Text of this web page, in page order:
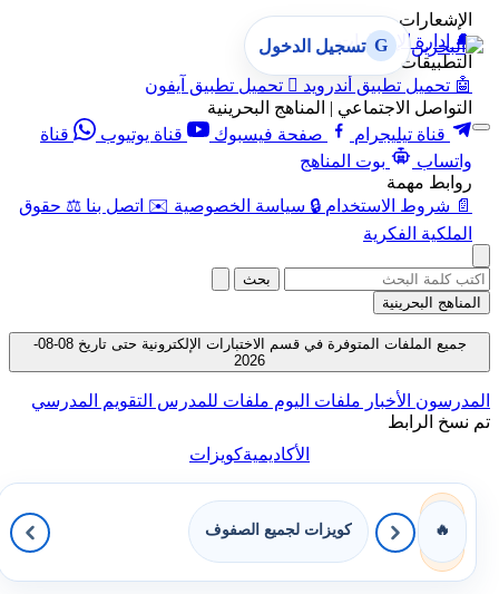
الإشعارات
🔔
إدارة الإشعارات
التطبيقات
🤖 تحميل تطبيق أندرويد  تحميل تطبيق آيفون
التواصل الاجتماعي | المناهج البحرينية
قناة تيليجرام
صفحة فيسبوك قناة يوتيوب
قناة
واتساب
بوت المناهج
روابط مهمة
📄 شروط الاستخدام 🔒 سياسة الخصوصية ✉️ اتصل بنا ⚖️ حقوق
الملكية الفكرية
G تسجيل الدخول
بحث
المناهج البحرينية
جميع الملفات المتوفرة في قسم الاختبارات الإلكترونية حتى تاريخ 08-08-
2026
المدرسون الأخبار ملفات اليوم ملفات للمدرس التقويم المدرسي
تم نسخ الرابط
الأكاديميةكويزات
🔥 كويزات لجميع الصفوف